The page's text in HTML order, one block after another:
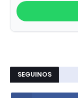
SEGUINOS